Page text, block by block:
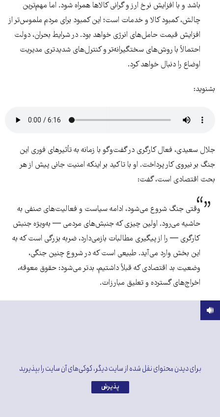
باشد و با افزایش نرخ ارز و گرانی کالاها همراه شود. اما مهم‌ترین
چالش، کمبود کالا و خدمات است؛ این کمبود برای مردم ملموس‌تر از
افزایش قیمت حامل‌های انرژی خواهد بود. در شرایط بحران، دولت
احتمالاً با روش‌های سختگیرانه‌تر و کنترل‌های شدیدتری مدیریت
اوضاع را دنبال خواهد کرد.
بشنوید:
جلال سعیدی، فعال کارگری در گفت‌وگو با زمانه به تأثیرهای فوری این
جنگ بر نیروی کار پرداخت. او با تاکید بر اینکه امنیت جانی پیش از هر
بحث اقتصادی است، گفت:
وقتی جنگ شروع می‌شود، ادامه سیاست و فعالیت‌های صنفی به
حاشیه می‌رود. اولین چیزی که جنبش‌های مردمی — به‌ویژه جنبش
کارگری — را از پیگیری مطالبات بازمی‌دارد، ضربه بزرگی است که به
این بخش وارد می‌آید. طبیعی است که در شروع چنین جنگی،
وضعیت بد اقتصادی که قبلاً داشتیم، بدتر می‌شود: حقوق معوقه،
اخراج‌های گسترده و تعلیق مبارزات.
برای دیدن محتوای نقل شده از سایت دیگر، کوکی‌های آن سایت را بپذیرید
پذیرش